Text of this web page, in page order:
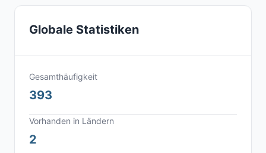
Globale Statistiken
Gesamthäufigkeit
393
Vorhanden in Ländern
2